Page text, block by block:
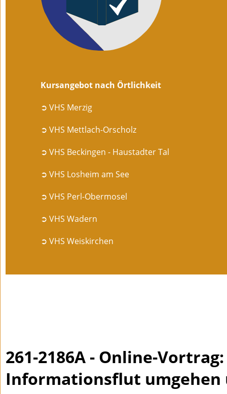
Kursangebot nach Örtlichkeit
➲ VHS Merzig
➲ VHS Mettlach-Orscholz
➲ VHS Beckingen - Haustadter Tal
➲ VHS Losheim am See
➲ VHS Perl-Obermosel
➲ VHS Wadern
➲ VHS Weiskirchen
261-2186A - Online-
Informationsflut umgehen